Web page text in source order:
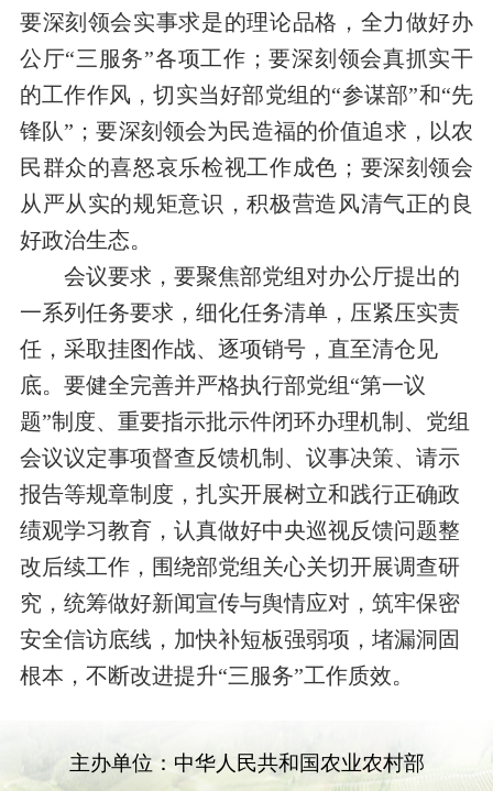
要深刻领会实事求是的理论品格，全力做好办
公厅“三服务”各项工作； 要深刻领会真抓实干
的工作作风，切实当好部党组的“参谋部”和“先
锋队”；要深刻领会为民造福的价值追求，以农
民群众的喜怒哀乐检视工作成色；要深刻领会
从严从实的规矩意识，积极营造风清气正的良
好政治生态。
会议要求，要聚焦部党组 对办公厅提出的
一系列任务要求，细化任务清单，压紧压实责
任，采取挂图作战、逐项销号，直至清仓见
底。要健全完善并严格执行部党组“第一议
题”制 度、重要指示批示件闭环办理机制、 党组
会议议定事项督查反馈机制 、议事决策、请示
报告等规章制度，扎实开展树立和践行正确政
绩观学习教育，认真做好中央巡视反馈问题整
改后续工作，围绕部党组关心关切开展调查研
究，统筹做好新闻宣传与舆情应对，筑牢保密
安全信访底线，加快补短板强弱项，堵漏洞固
根本，不断改进提升“三服务”工作质效。
主办单位：中华人民共和国农业农村部